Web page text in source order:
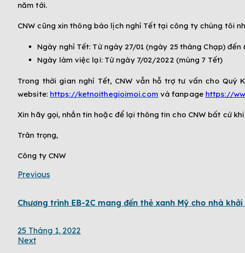
năm tới.
CNW cũng xin thông báo lịch nghỉ Tết tại công ty chúng tôi
Ngày nghỉ Tết: Từ ngày 27/01 (ngày 25 tháng Chạp)
Ngày làm việc lại: Từ ngày 7/02/2022 (mùng 7 Tết)
Trong thời gian nghỉ Tết, CNW vẫn hỗ trợ tư vấn cho
website: https://ketnoithegioimoi.com và fanpage https://
Xin hãy gọi, nhắn tin hoặc để lại thông tin cho CNW bất cứ
Trân trọng,
Công ty CNW
Previous
Chương trình EB-2C mang đến thẻ xanh Mỹ cho nhà
25 Tháng 1, 2022
Next